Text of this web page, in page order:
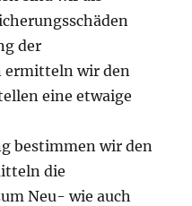
der
ermitteln wir den
eine etwaige
bestimmen wir den
die
Neu- wie auch